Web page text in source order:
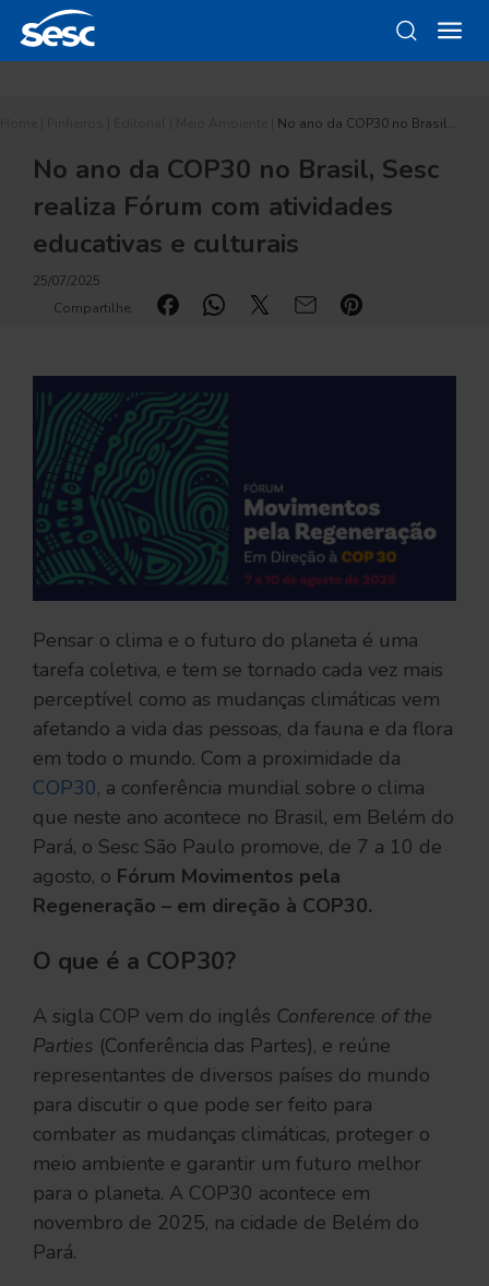
No ano da COP30 no Brasil…
No ano da COP30 no Brasil, Sesc
realiza Fórum com atividades
educativas e culturais
25/07/2025
Compartilhe:
Pensar o clima e o futuro do planeta é uma
tarefa coletiva, e tem se tornado cada vez mais
perceptível como as mudanças climáticas vem
afetando a vida das pessoas, da fauna e da flora
em todo o mundo. Com a proximidade da
COP30, a conferência mundial sobre o clima
que neste ano acontece no Brasil, em Belém do
Pará, o Sesc São Paulo promove, de 7 a 10 de
agosto, o Fórum Movimentos pela
Regeneração – em direção à COP30.
O que é a COP30?
A sigla COP vem do inglês Conference of the
Parties (Conferência das Partes), e reúne
representantes de diversos países do mundo
para discutir o que pode ser feito para
combater as mudanças climáticas, proteger o
meio ambiente e garantir um futuro melhor
para o planeta. A COP30 acontece em
novembro de 2025, na cidade de Belém do
Pará.